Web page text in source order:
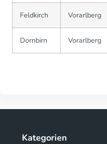
Feldkirch Vorarlberg
Dornbirn Vorarlberg
Kategorien